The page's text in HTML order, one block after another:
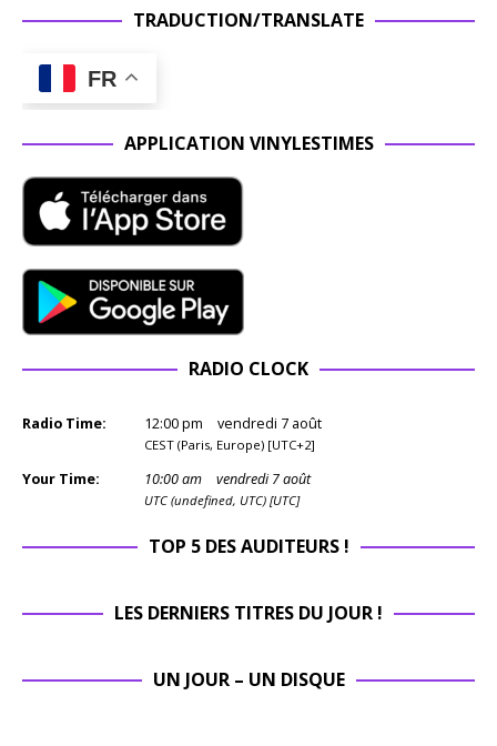
TRADUCTION/TRANSLATE
FR
APPLICATION VINYLESTIMES
RADIO CLOCK
Radio Time: 12:00pm vendredi 7 août
CEST (Paris, Europe) [UTC+2]
Your Time: 10:00am vendredi 7 août
UTC (undefined, UTC) [UTC]
TOP 5 DES AUDITEURS !
LES DERNIERS TITRES DU JOUR !
UN JOUR – UN DISQUE